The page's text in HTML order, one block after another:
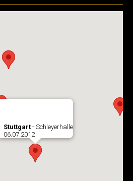
Stuttgart - Schleyerhalle
06.07.2012